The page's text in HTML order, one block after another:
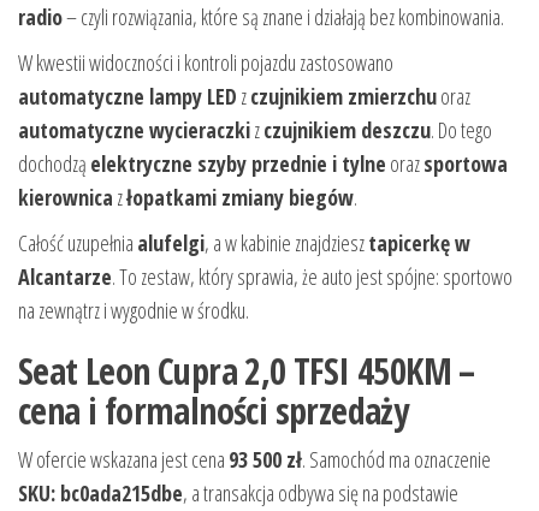
radio– czyli rozwiązania, które są znane i działają bez kombinowania.
W kwestii widoczności i kontroli pojazdu zastosowano
automatyczne lampy LED zczujnikiem zmierzchuoraz
automatyczne wycieraczkizczujnikiem deszczu. Do tego
dochodzą elektryczne szyby przednie i tylne orazsportowa
kierownica złopatkami zmiany biegów.
Całość uzupełnia alufelgi, a w kabinie znajdziesztapicerkę w
Alcantarze. To zestaw, który sprawia, że auto jest spójne: sportowo
na zewnątrz i wygodnie w środku.
Seat Leon Cupra 2,0 TFSI 450KM –
cena i formalności sprzedaży
W ofercie wskazana jest cena 93 500 zł. Samochód ma oznaczenie
SKU: bc0ada215dbe, a transakcja odbywa się na podstawie